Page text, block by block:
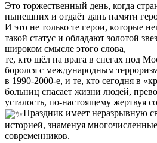
Это торжественный день, когда
нынешних и отдаёт дань памяти
И это не только те герои, которые
такой статус и обладают золотой
широком смысле этого слова,
те, кто шёл на врага в снегах под
боролся с международным
в 1990-2000-е, и те, кто сегодня в
больниц спасает жизни людей,
усталость, по-настоящему жертвуя
Праздник имеет неразрывную
историей, знаменуя
современников.